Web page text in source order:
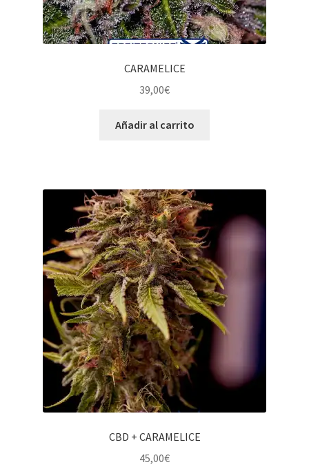
CARAMELICE
39,00€
Añadir al carrito
CBD + CARAMELICE
45,00€